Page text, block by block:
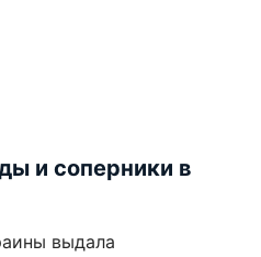
и соперники в
выдала